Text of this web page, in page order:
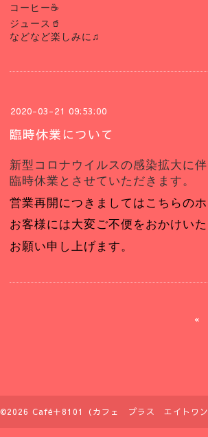
コーヒー☕️
ジュース🥤
などなど楽しみに♫
2020-03-21 09:53:00
臨時休業について
新型コロナウイルスの感染拡大に
臨時休業とさせていただきます。
営業再開につきましてはこちらの
お客様には大変ご不便をおかけいた
お願い申し上げます。
«
©2026 Café＋8101（カフェ プラス エイトワン